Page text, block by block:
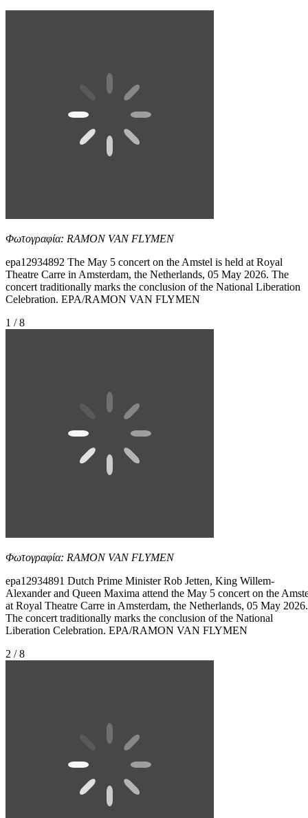
Φωτογραφία: RAMON VAN FLYMEN
epa12934892 The May 5 concert on the Amstel is held at Royal
Theatre Carre in Amsterdam, the Netherlands, 05 May 2026. The
concert traditionally marks the conclusion of the National Liberation
Celebration. EPA/RAMON VAN FLYMEN
1 / 8
Φωτογραφία: RAMON VAN FLYMEN
epa12934891 Dutch Prime Minister Rob Jetten, King Willem-
Alexander and Queen Maxima attend the May 5 concert on the
at Royal Theatre Carre in Amsterdam, the Netherlands, 05 May 2026.
The concert traditionally marks the conclusion of the National
Liberation Celebration. EPA/RAMON VAN FLYMEN
2 / 8